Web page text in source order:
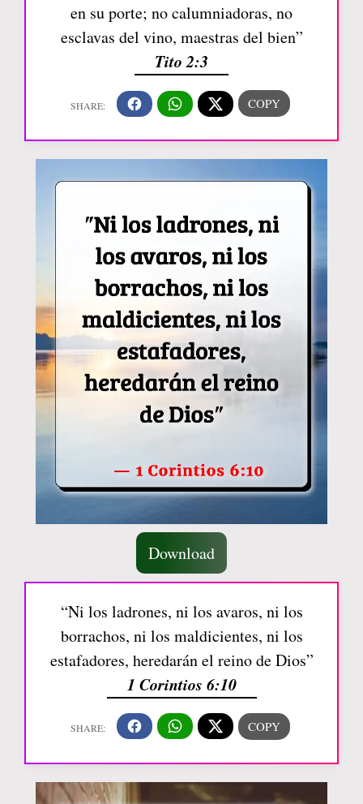
en su porte; no calumniadoras, no
esclavas del vino, maestras del bien”
Tito 2:3
Download
“Ni los ladrones, ni los avaros, ni los
borrachos, ni los maldicientes, ni los
estafadores, heredarán el reino de Dios”
1 Corintios 6:10